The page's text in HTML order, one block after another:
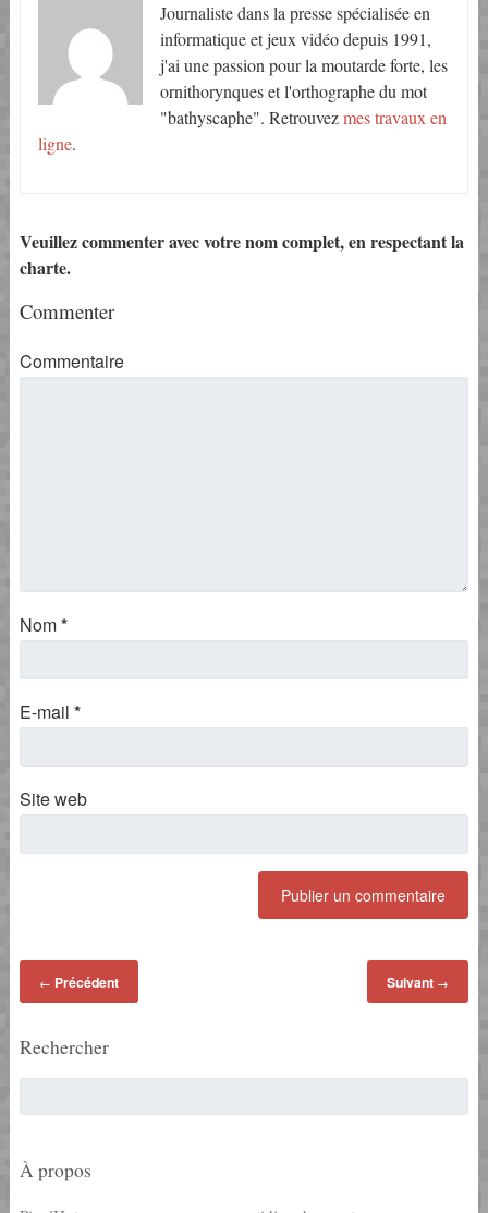
Journaliste dans la presse spécialisée en
informatique et jeux vidéo depuis 1991,
j'ai une passion pour la moutarde forte, les
ornithorynques et l'orthographe du mot
"bathyscaphe". Retrouvezmes travaux en
ligne.
Veuillez commenter avec votre nom complet, en respectant la
charte.
Commenter
Commentaire
Nom*
E-mail *
Site web
← Précédent Suivant →
Rechercher
À propos